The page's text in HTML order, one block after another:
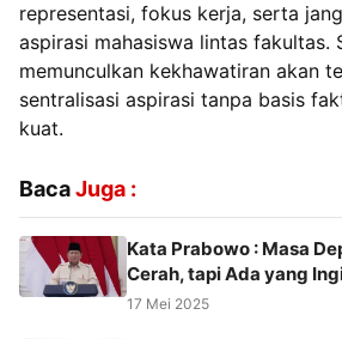
representasi, fokus kerja, serta
aspirasi mahasiswa lintas fakultas.
memunculkan kekhawatiran akan
sentralisasi aspirasi tanpa basis
kuat.
BacaJuga :
Kata Prabowo : Masa
Cerah, tapi Ada yang
17 Mei 2025